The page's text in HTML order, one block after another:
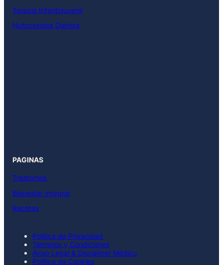
Terapia Infantojuvenil
Nutricionista Dietista
PAGINAS
Trastornos
Bienestar Integral
Recetas
Política de Privacidad
Términos y Condiciones
Aviso Legal & Disclaimer Médico
Política de Cookies